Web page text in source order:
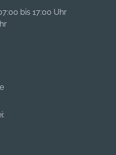
bis 17:00 Uhr